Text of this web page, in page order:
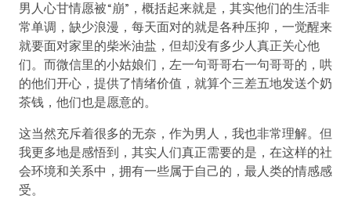
男人心甘情愿被“崩”，概括起来就是，其实他们的生活非
常单调，缺少浪漫，每天面对的就是各种压抑，一觉醒来
就要面对家里的柴米油盐，但却没有多少人真正关心他
们。而微信里的小姑娘们，左一句哥哥右一句哥哥的，哄
的他们开心，提供了情绪价值，就算个三差五地发送个奶
茶钱，他们也是愿意的。
这当然充斥着很多的无奈，作为男人，我也非常理解。但
我更多地是感悟到，其实人们真正需要的是，在这样的社
会环境和关系中，拥有一些属于自己的，最人类的情感感
受。